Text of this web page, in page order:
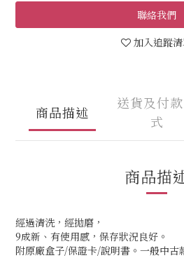
聯絡我們
加入追蹤
商品描述
送貨及付
式
商品描
經過清洗，經拋磨，
9成新、有使用感，保存狀況良好。
附原廠盒子/保證卡/說明書。一般中古